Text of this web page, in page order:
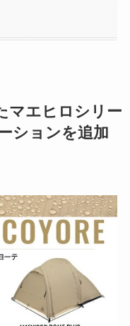
マエヒロシリー
ションを追加